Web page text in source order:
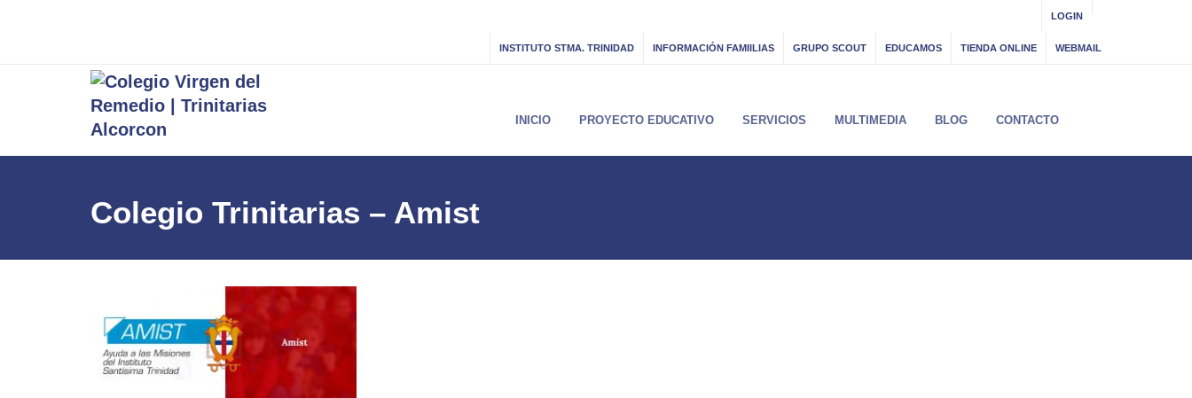
LOGIN
INSTITUTO STMA. TRINIDAD INFORMACIÓN FAMIILIAS GRUPO SCOUT EDUCAMOS TIENDA ONLINE WEBMAIL
INICIO PROYECTO EDUCATIVO SERVICIOS MULTIMEDIA BLOG CONTACTO
Colegio Trinitarias – Amist